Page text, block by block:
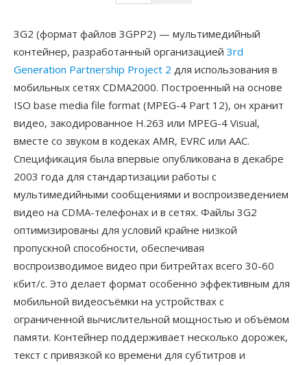
3G2 (формат файлов 3GPP2) — мультимедийный
контейнер, разработанный организацией 3rd
Generation Partnership Project 2 для использования в
мобильных сетях CDMA2000. Построенный на основе
ISO base media file format (MPEG-4 Part 12), он хранит
видео, закодированное H.263 или MPEG-4 Visual,
вместе со звуком в кодеках AMR, EVRC или AAC.
Спецификация была впервые опубликована в декабре
2003 года для стандартизации работы с
мультимедийными сообщениями и воспроизведением
видео на CDMA-телефонах и в сетях. Файлы 3G2
оптимизированы для условий крайне низкой
пропускной способности, обеспечивая
воспроизводимое видео при битрейтах всего 30-60
кбит/с. Это делает формат особенно эффективным для
мобильной видеосъёмки на устройствах с
ограниченной вычислительной мощностью и объёмом
памяти. Контейнер поддерживает несколько дорожек,
текст с привязкой ко времени для субтитров и